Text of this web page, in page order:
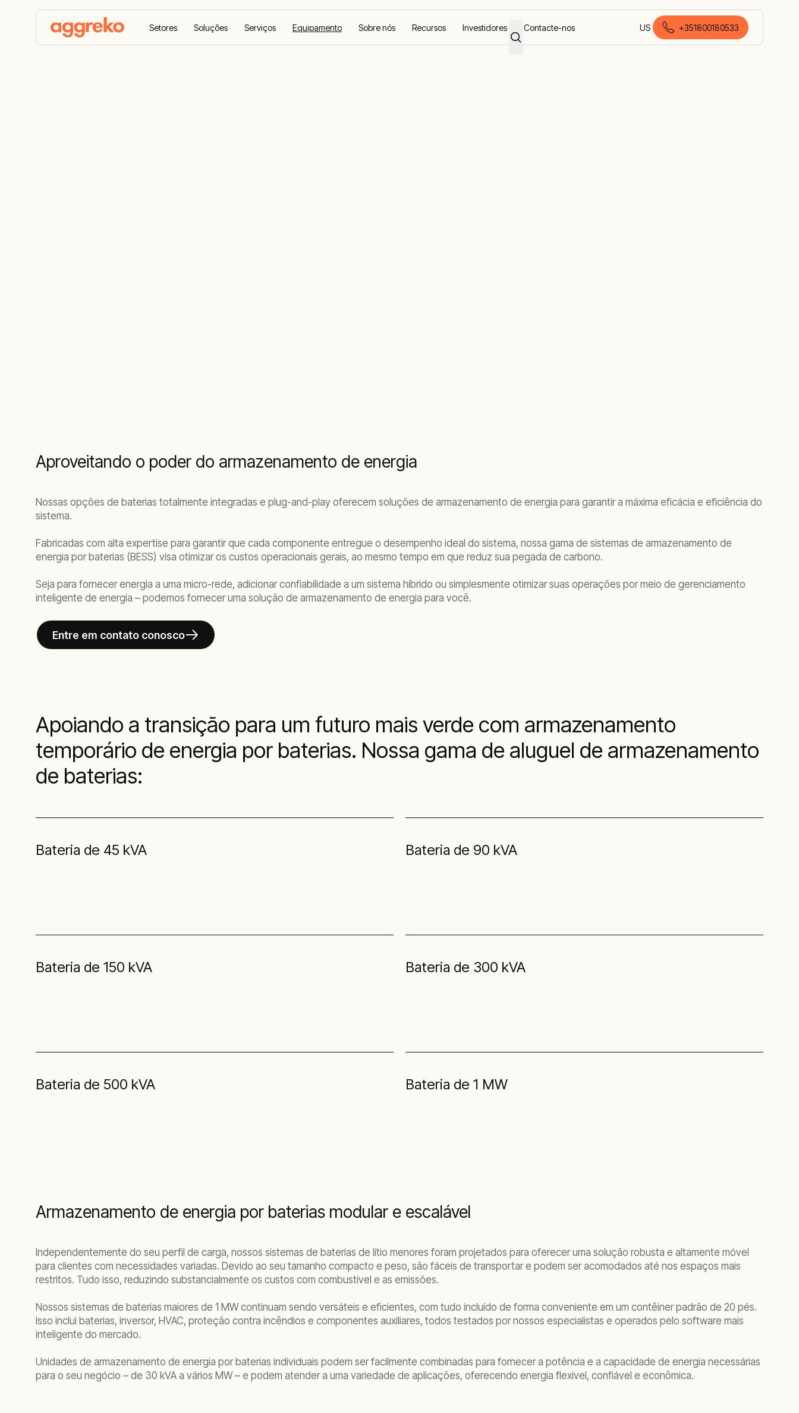
Setores Soluções Serviços Equipamento Sobre nós Recursos Investidores Contacte-nos US
português europeu
+351800180533
Aproveitando o poder do armazenamento de energia
Nossas opções de baterias totalmente integradas e plug-and-play oferecem soluções de armazenamento de energia para garantir a máxima eficácia e eficiência do
sistema.
Fabricadas com alta expertise para garantir que cada componente entregue o desempenho ideal do sistema, nossa gama de sistemas de armazenamento de
energia por baterias (BESS) visa otimizar os custos operacionais gerais, ao mesmo tempo em que reduz sua pegada de carbono.
Seja para fornecer energia a uma micro-rede, adicionar confiabilidade a um sistema híbrido ou simplesmente otimizar suas operações por meio de gerenciamento
inteligente de energia – podemos fornecer uma solução de armazenamento de energia para você.
Entre em contato conosco
Apoiando a transição para um futuro mais verde com armazenamento
temporário de energia por baterias. Nossa gama de aluguel de armazenamento
de baterias:
Bateria de 45 kVA Bateria de 90 kVA
Bateria de 150 kVA Bateria de 300 kVA
Bateria de 500 kVA Bateria de 1 MW
Armazenamento de energia por baterias modular e escalável
Independentemente do seu perfil de carga, nossos sistemas de baterias de lítio menores foram projetados para oferecer uma solução robusta e altamente móvel
para clientes com necessidades variadas. Devido ao seu tamanho compacto e peso, são fáceis de transportar e podem ser acomodados até nos espaços mais
restritos. Tudo isso, reduzindo substancialmente os custos com combustível e as emissões.
Nossos sistemas de baterias maiores de 1 MW continuam sendo versáteis e eficientes, com tudo incluído de forma conveniente em um contêiner padrão de 20 pés.
Isso inclui baterias, inversor, HVAC, proteção contra incêndios e componentes auxiliares, todos testados por nossos especialistas e operados pelo software mais
inteligente do mercado.
Unidades de armazenamento de energia por baterias individuais podem ser facilmente combinadas para fornecer a potência e a capacidade de energia necessárias
para o seu negócio – de 30 kVA a vários MW – e podem atender a uma variedade de aplicações, oferecendo energia flexível, confiável e econômica.